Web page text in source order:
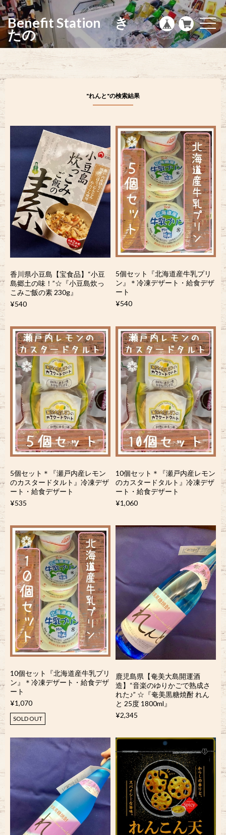
Benefit Station き
たの
t
o
g
g
n
o
n
"れんと"の検索結果
香川県小豆島【宝食品】“小豆
島郷土の味！”☆『小豆島炊っ
こみご飯の素 230g』
¥540
5個セット『北海道産牛乳プリ
ン』＊冷凍デザート・給食デザ
ート
¥540
5個セット＊『瀬戸内産レモン
のカスタードタルト』冷凍デザ
ート・給食デザート
¥535
10個セット＊『瀬戸内産レモン
のカスタードタルト』冷凍デザ
ート・給食デザート
¥1,060
10個セット『北海道産牛乳プリ
ン』＊冷凍デザート・給食デザ
ート
¥1,070
SOLD OUT
鹿児島県【奄美大島開運酒
造】“音楽のゆりかごで熟成さ
れた♪” ☆『奄美黒糖焼酎 れん
と 25度 1800ml』
¥2,345
g
l
e
n
a
v
i
a